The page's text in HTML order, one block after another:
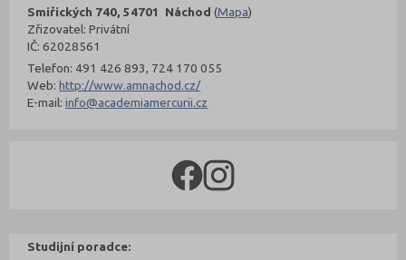
Smiřických 740, 54701 Náchod (Mapa)
Zřizovatel: Privátní
IČ: 62028561
Telefon: 491 426 893, 724 170 055
Web:http://www.amnachod.cz/
E-mail:info@academiamercurii.cz
Studijní poradce: